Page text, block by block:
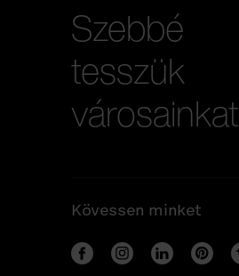
Szebbé
tesszük
városainkat
Kövessen minket